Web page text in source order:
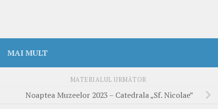
MAI MULT
MATERIALUL URMĂTOR
Noaptea Muzeelor 2023 – Catedrala „Sf. Nicolae”